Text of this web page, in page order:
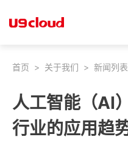
首页 > 关于我们 > 新闻列
人工智能（AI
行业的应用趋